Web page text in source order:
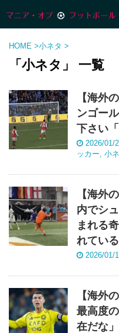
HOME >小ネタ >
「小ネタ」 一覧
【海外
ンゴー
下さい
2026/01/
ッカー, 小
【海外
内でシ
まれる
れている
2026/01/
【海外
最高度
在だな」